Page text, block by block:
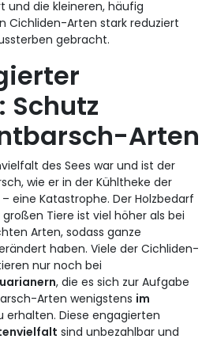
und die kleineren, häufig
Cichliden-Arten stark reduziert
gebracht.
Schutz
Arten
des Sees war und ist der
wie er in der Kühltheke der
eine Katastrophe. Der Holzbedarf
Tiere ist viel höher als bei
Arten, sodass ganze
haben. Viele der Cichliden-
nur noch bei
, die es sich zur Aufgabe
Arten wenigstens im
erhalten. Diese engagierten
sind unbezahlbar und